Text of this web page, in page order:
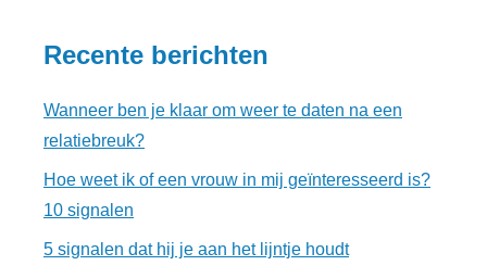
Recente berichten
Wanneer ben je klaar om weer te daten na een
relatiebreuk?
Hoe weet ik of een vrouw in mij geïnteresseerd is?
10 signalen
5 signalen dat hij je aan het lijntje houdt